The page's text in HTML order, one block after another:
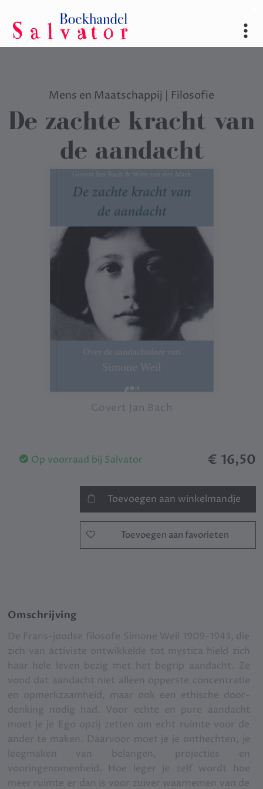
Mens en Maatschappij | Filosofie
De zachte kracht van
de aandacht
Govert Jan Bach
€ 16,50
Op voorraad bij Salvator
Toevoegen aan winkelmandje
Toevoegen aan favorieten
Omschrijving
De Frans-joodse filosofe Simone Weil 1909-1943, die
zich van activiste ontwikkelde tot mystica hield zich
haar hele leven bezig met het begrip aandacht. Ze
vond dat aandacht niet alleen opperste concentratie
en opmerkzaamheid, maar ook een ethische door­
denking nodig had. Voor echte en pure aandacht
moet je je Ego opzij zetten om echt ruimte voor de
ander te maken. Daarvoor moet je je onthechten, je
leeg­maken van belangen, projecties en
vooringenomenheid. Hoe leger je zelf wordt hoe
meer ruimte er dan is voor zuiver waarnemen van de